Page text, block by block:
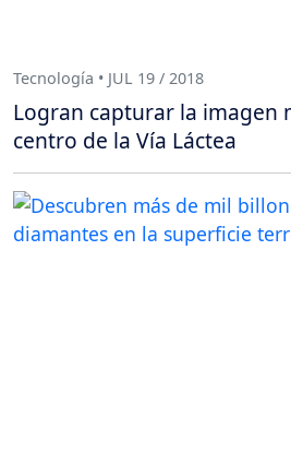
Tecnología • JUL 19 / 2018
Logran capturar la imagen
centro de la Vía Láctea